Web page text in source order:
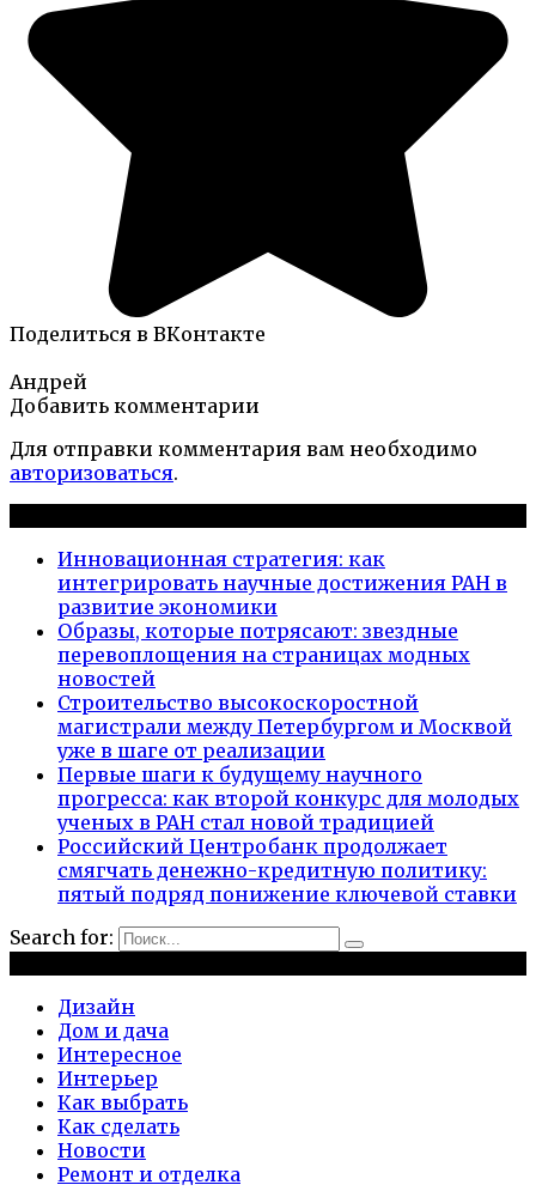
Поделиться в ВКонтакте
Андрей
Добавить комментарии
Для отправки комментария вам необходимо
авторизоваться.
Инновационная стратегия: как
интегрировать научные достижения РАН в
развитие экономики
Образы, которые потрясают: звездные
перевоплощения на страницах модных
новостей
Строительство высокоскоростной
магистрали между Петербургом и Москвой
уже в шаге от реализации
Первые шаги к будущему научного
прогресса: как второй конкурс для молодых
ученых в РАН стал новой традицией
Российский Центробанк продолжает
смягчать денежно-кредитную политику:
пятый подряд понижение ключевой ставки
Search for:
Дизайн
Дом и дача
Интересное
Интерьер
Как выбрать
Как сделать
Новости
Ремонт и отделка